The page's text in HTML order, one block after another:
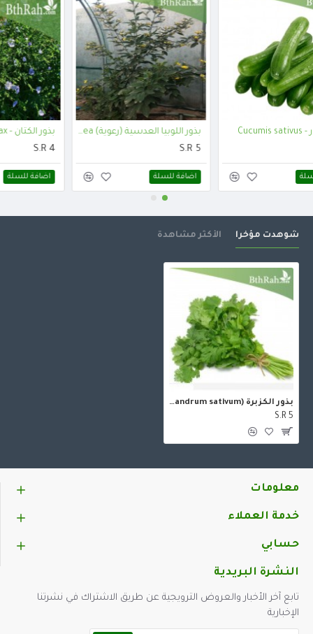
بذور الخيار - Cucumis sativus
اضافة للسلة
بذور اللوبيا العدسية (رعوية) Begun pea
اضافة للسلة
شوهدت مؤخرا الأكثر مشاهدة
بذور الكزبرة (Coriandrum sativum)
S.R 5
معلومات
خدمة العملاء
حسابي
النشرة البريدية
تابع آخر الأخبار والعروض الترويجية عن طريق الاشتراك في نشرتنا
الإخبارية